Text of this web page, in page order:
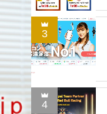
3
4